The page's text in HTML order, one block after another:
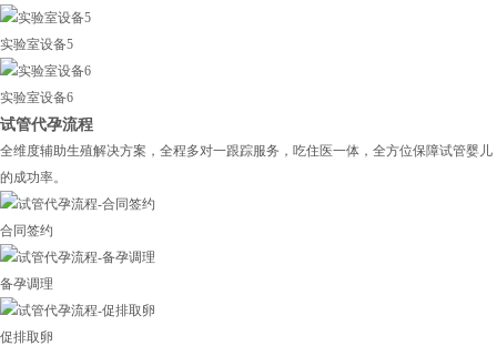
实验室设备5
实验室设备6
试管代孕流程
全维度辅助生殖解决方案，全程多对一跟踪服务，吃住医一体，全方位保障试管婴儿
的成功率。
合同签约
备孕调理
促排取卵